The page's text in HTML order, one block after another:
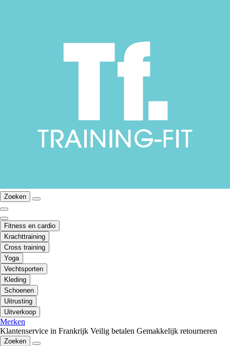
Zoeken
Fitness en cardio
Krachttraining
Cross training
Yoga
Vechtsporten
Kleding
Schoenen
Uitrusting
Uitverkoop
Merken
Klantenservice in Frankrijk Veilig betalen Gemakkelijk retourneren
Zoeken